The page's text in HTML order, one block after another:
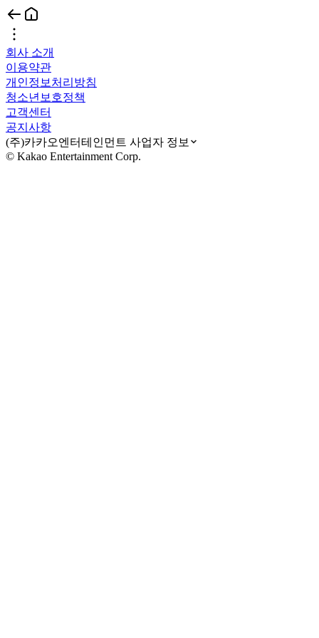
회사 소개
이용약관
개인정보처리방침
청소년보호정책
고객센터
공지사항
(주)카카오엔터테인먼트 사업자 정보
© Kakao Entertainment Corp.